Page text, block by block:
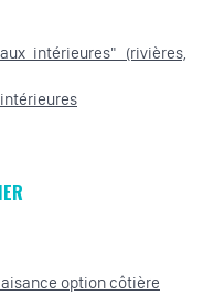
intérieures" (rivières,
option côtière